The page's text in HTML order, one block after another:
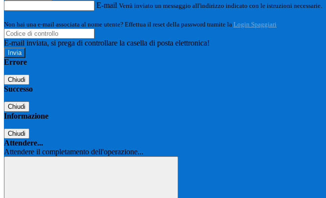
E-mail Verrà inviato un messaggio all'indirizzo indicato con le istruzioni necessarie.
Non hai una e-mail associata al nome utente? Effettua il reset della password tramite la Login Spaggiari
E-mail inviata, si prega di controllare la casella di posta elettronica!
Errore
Chiudi
Successo
Chiudi
Informazione
Chiudi
Attendere...
Attendere il completamento dell'operazione...